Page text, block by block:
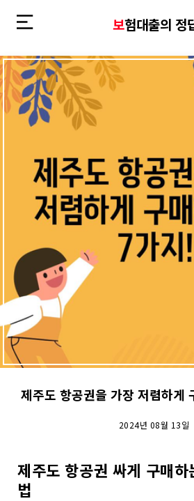
보험대출의 정
제주도 항공권을 가장 저렴하게
2024년 08월 13일
제주도 항공권 싸게 구매
법